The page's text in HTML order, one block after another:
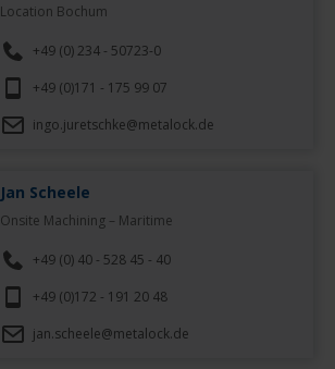
Location Bochum
+49 (0) 234 - 50723-0
+49 (0)171 - 175 99 07
ingo.juretschke@metalock.de
Jan Scheele
Onsite Machining – Maritime
+49 (0) 40 - 528 45 - 40
+49 (0)172 - 191 20 48
jan.scheele@metalock.de